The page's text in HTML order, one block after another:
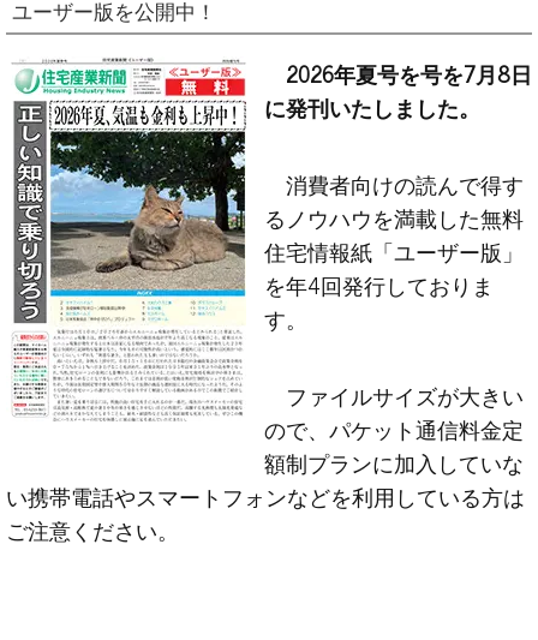
ユーザー版を公開中！
2026年夏号を号を7月8日
に発刊いたしました。
消費者向けの読んで得す
るノウハウを満載した無料
住宅情報紙「ユーザー版」
を年4回発行しておりま
す。
ファイルサイズが大きい
ので、パケット通信料金定
額制プランに加入していな
い携帯電話やスマートフォンなどを利用している方は
ご注意ください。